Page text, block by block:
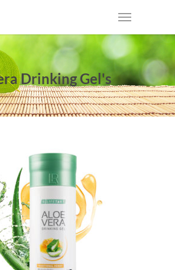
Drinking Gel's